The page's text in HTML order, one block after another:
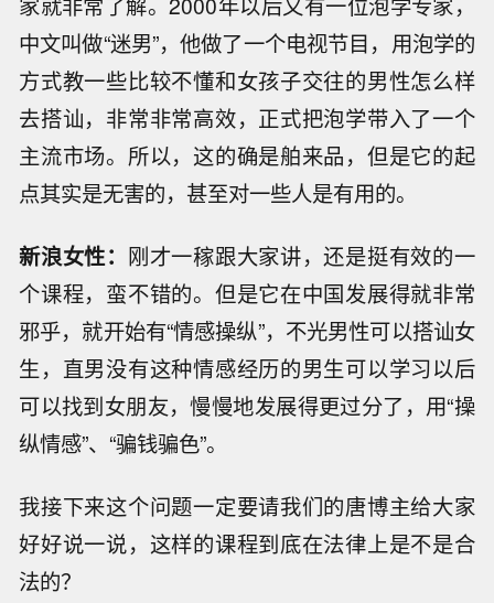
中文叫做“迷男”，他做了一个电视节目，用泡学的
方式教一些比较不懂和女孩子交往的男性怎么样
去搭讪，非常非常高效，正式把泡学带入了一个
主流市场。所以，这的确是舶来品，但是它的起
点其实是无害的，甚至对一些人是有用的。
新浪女性： 刚才一稼跟大家讲，还是挺有效的一
个课程，蛮不错的。但是它在中国发展得就非常
邪乎，就开始有“情感操纵”，不光男性可以搭讪女
生，直男没有这种情感经历的男生可以学习以后
可以找到女朋友，慢慢地发展得更过分了，用“操
纵情感”、“骗钱骗色”。
我接下来这个问题一定要请我们的唐博主给大家
好好说一说，这样的课程到底在法律上是不是合
法的？